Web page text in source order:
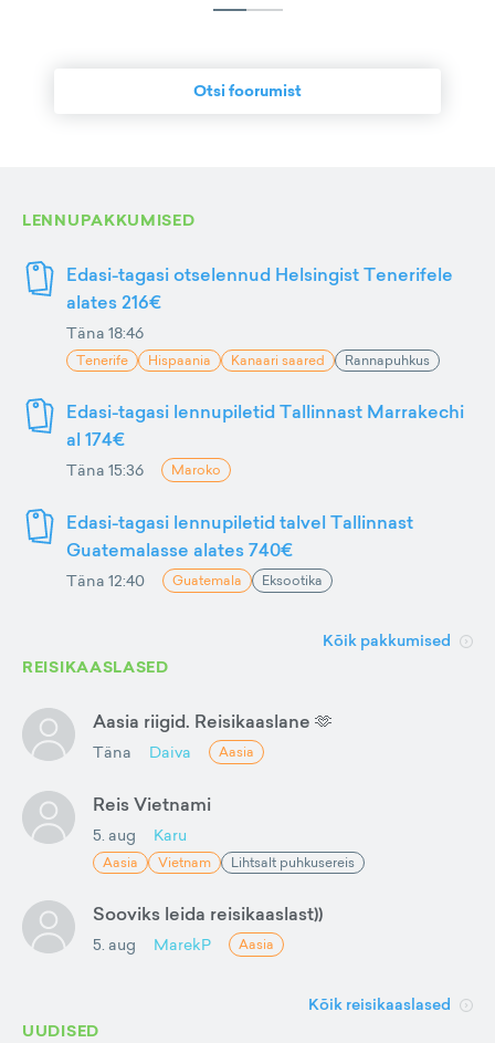
Otsi foorumist
LENNUPAKKUMISED
Edasi-tagasi otselennud Helsingist Tenerifele
alates 216€
Täna 18:46
Tenerife Hispaania Kanaari saared Rannapuhkus
Edasi-tagasi lennupiletid Tallinnast Marrakechi
al 174€
Täna 15:36 Maroko
Edasi-tagasi lennupiletid talvel Tallinnast
Guatemalasse alates 740€
Täna 12:40 Guatemala Eksootika
Kõik pakkumised
REISIKAASLASED
Aasia riigid. Reisikaaslane 🫶
Täna Daiva Aasia
Reis Vietnami
5. aug Karu
Aasia Vietnam Lihtsalt puhkusereis
Sooviks leida reisikaaslast))
5. aug MarekP Aasia
Kõik reisikaaslased
UUDISED